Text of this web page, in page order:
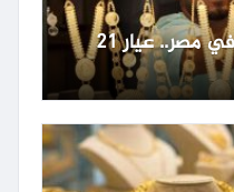
هبوط جديد يضرب الذهب في مصر.. عيار 21